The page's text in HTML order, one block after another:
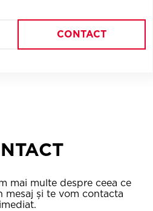
CONTACT
mai multe despre ceea ce
mesaj și te vom contacta
imediat.